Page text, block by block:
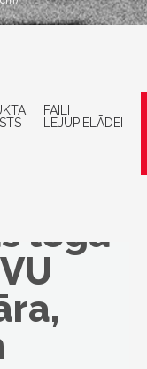
FAILI
LEJUPIELĀDEI
loga